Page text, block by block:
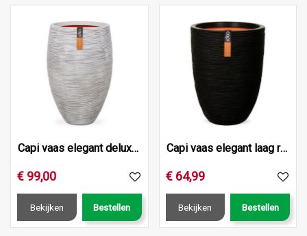
Capi vaas elegant deluxe rib nl 40x30 ivoor
€ 99,00
Bekijken Bestellen
Capi vaas elegant laag rib nl 36x47 zwart
€ 64,99
Bekijken Bestellen